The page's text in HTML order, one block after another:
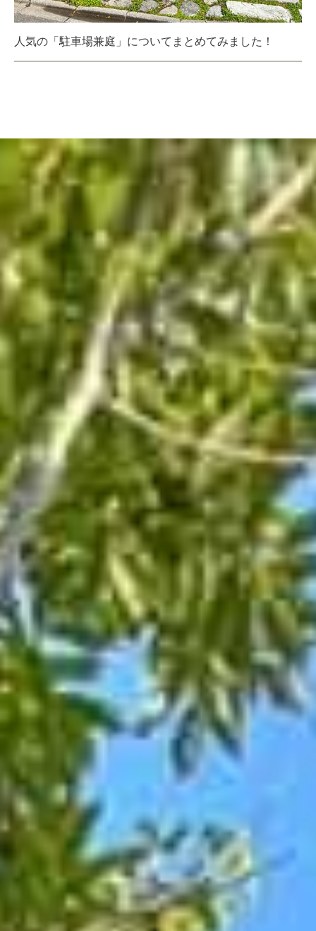
人気の「駐車場兼庭」についてまとめてみました！